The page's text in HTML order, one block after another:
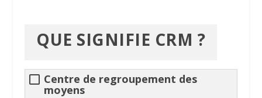
QUE SIGNIFIE CRM ?
Centre de regroupement des
moyens